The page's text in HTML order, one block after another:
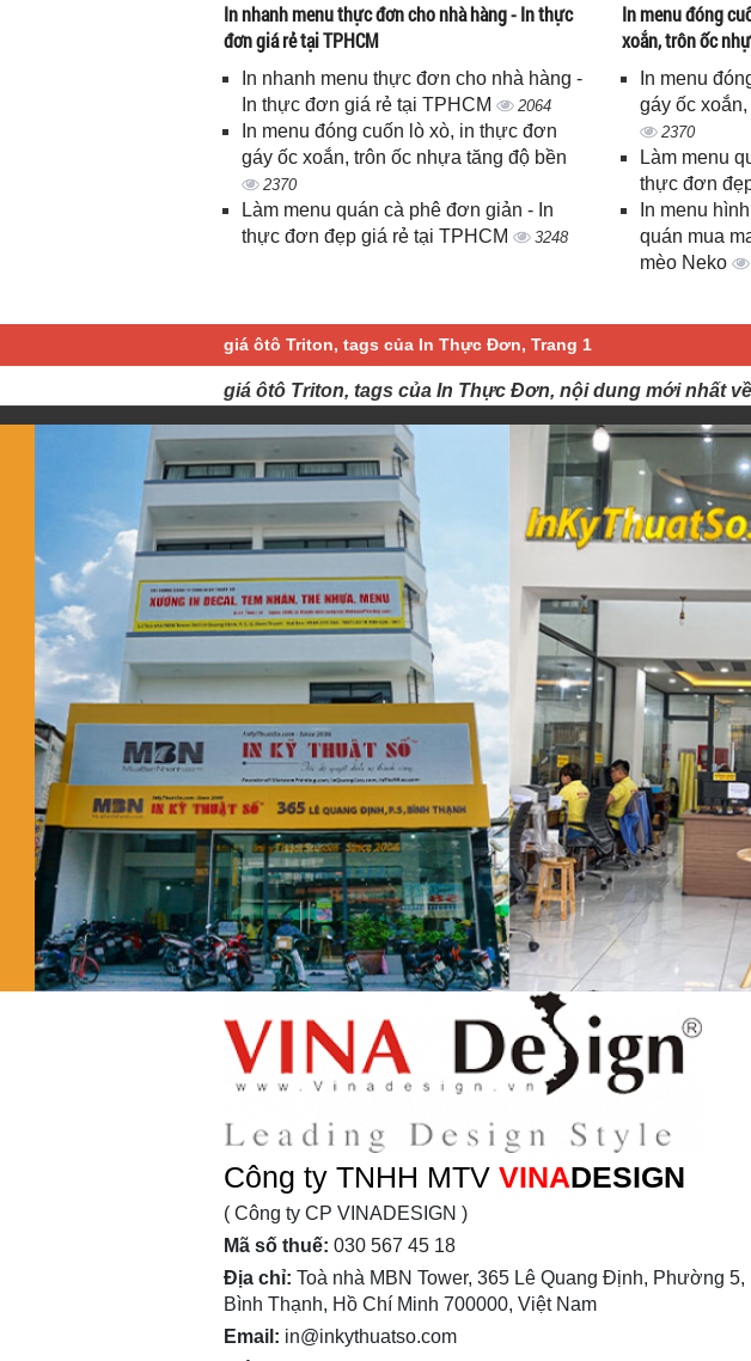
In nhanh menu thực đơn cho nhà hàng - In thực
đơn giá rẻ tại TPHCM
In nhanh menu thực đơn cho nhà hàng -
In thực đơn giá rẻ tại TPHCM
2064
In menu đóng cuốn lò xò, in thực đơn
gáy ốc xoắn, trôn ốc nhựa tăng độ bền
2370
Làm menu quán cà phê đơn giản - In
thực đơn đẹp giá rẻ tại TPHCM
3248
In menu đóng
xoắn, trôn ốc
In menu
gáy ốc
2370
Làm menu
thực đơn
In menu
quán mua
mèo Neko
giá ôtô Triton, tags của In Thực Đơn, Trang 1
giá ôtô Triton, tags của In Thực Đơn, nội dung mới nhất
Công ty TNHH MTV VINADESIGN
( Công ty CP VINADESIGN )
Mã số thuế: 030 567 45 18
Địa chỉ: Toà nhà MBN Tower, 365 Lê Quang Định, Phường 5,
Bình Thạnh, Hồ Chí Minh 700000, Việt Nam
Email: in@inkythuatso.com